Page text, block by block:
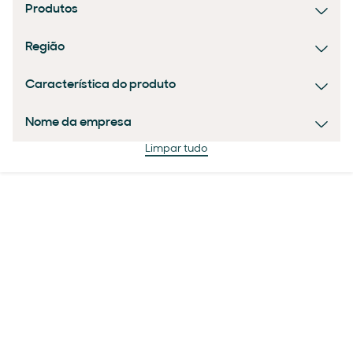
Produtos
Região
Característica do produto
Nome da empresa
Limpar tudo